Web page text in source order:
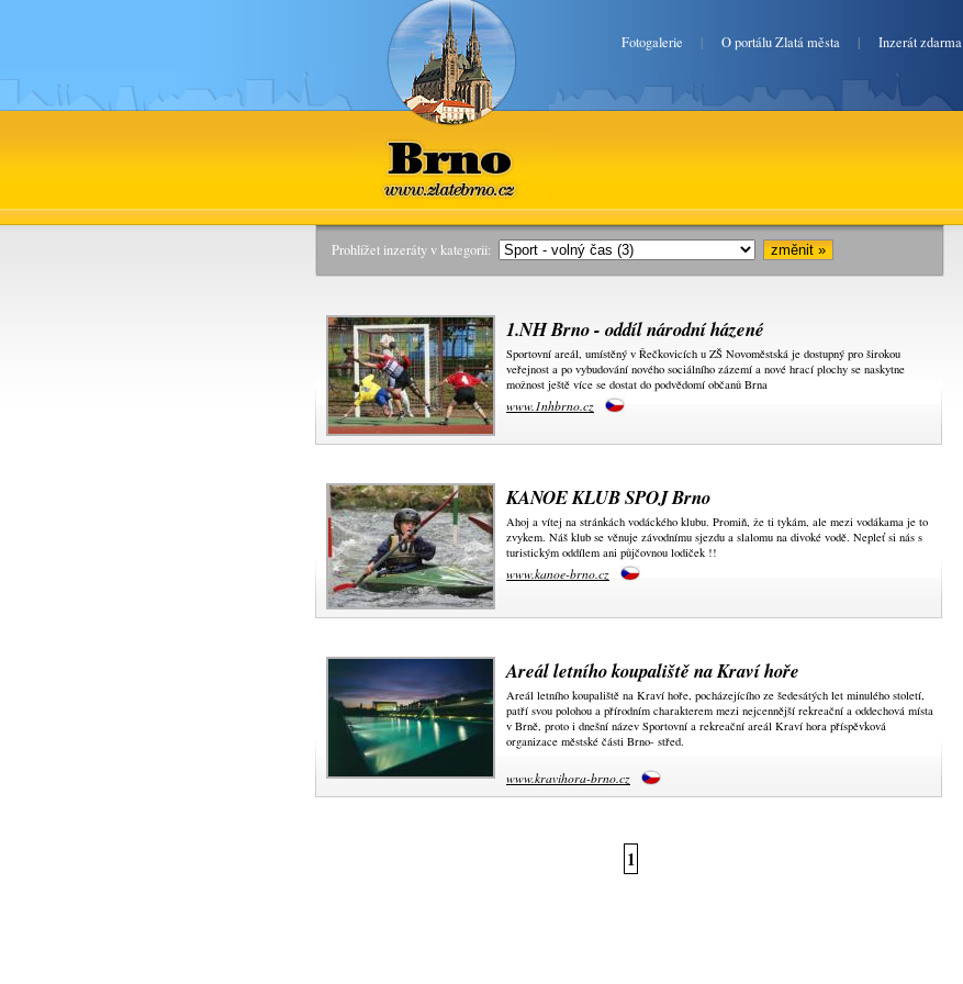
Fotogalerie | O portálu Zlatá města | Inzerát zdarma
Brno
www.zlatebrno.cz
Prohlížet inzeráty v kategorii:
1.NH Brno - oddíl národní házené
Sportovní areál, umístěný v Řečkovicích u ZŠ Novoměstská je dostupný pro širokou
veřejnost a po vybudování nového sociálního zázemí a nové hrací plochy se naskytne
možnost ještě více se dostat do podvědomí občanů Brna
www.1nhbrno.cz
KANOE KLUB SPOJ Brno
Ahoj a vítej na stránkách vodáckého klubu. Promiň, že ti tykám, ale mezi vodákama je to
zvykem. Náš klub se věnuje závodnímu sjezdu a slalomu na divoké vodě. Nepleť si nás s
turistickým oddílem ani půjčovnou lodiček !!
www.kanoe-brno.cz
Areál letního koupaliště na Kraví hoře
Areál letního koupaliště na Kraví hoře, pocházejícího ze šedesátých let minulého století,
patří svou polohou a přírodním charakterem mezi nejcennější rekreační a oddechová místa
v Brně, proto i dnešní název Sportovní a rekreační areál Kraví hora příspěvková
organizace městské části Brno- střed.
www.kravihora-brno.cz
1